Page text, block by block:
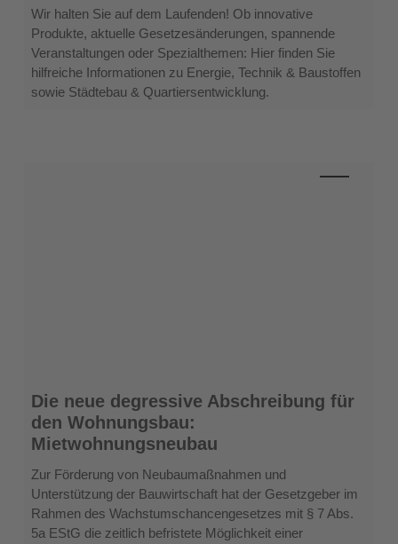
Berlin“
DBV-
Heft
Wir halten Sie auf dem Laufenden! Ob innovative
Produkte, aktuelle Gesetzesänderungen, spannende
Veranstaltungen oder Spezialthemen: Hier finden Sie
hilfreiche Informationen zu Energie, Technik & Baustoffen
sowie Städtebau & Quartiersentwicklung.
Die
neue
degressive
Abschreibung
für
den
Wohnungsbau:
Mietwohnungsneubau
Die neue degressive Abschreibung für
den Wohnungsbau:
Mietwohnungsneubau
Zur Förderung von Neubaumaßnahmen und
Unterstützung der Bauwirtschaft hat der Gesetzgeber im
Rahmen des Wachstumschancengesetzes mit § 7 Abs.
5a EStG die zeitlich befristete Möglichkeit einer